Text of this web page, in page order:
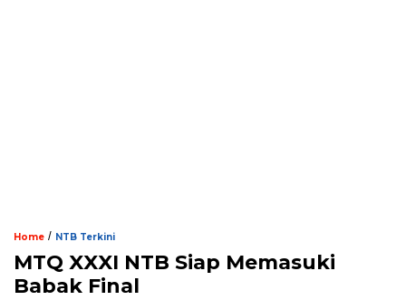
Home / NTB Terkini
MTQ XXXI NTB Siap Memasuki
Babak Final